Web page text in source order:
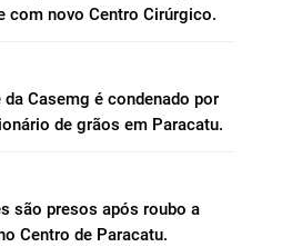
com novo Centro Cirúrgico.
da Casemg é condenado por
de grãos em Paracatu.
são presos após roubo a
Centro de Paracatu.